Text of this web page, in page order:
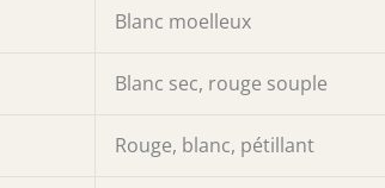
Blanc moelleux
Blanc sec, rouge souple
Rouge, blanc, pétillant